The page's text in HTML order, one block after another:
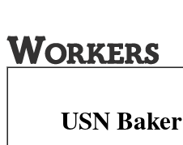
USN Baker